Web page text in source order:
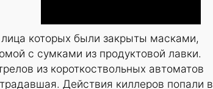
которых были закрыты масками,
с сумками из продуктовой лавки.
из короткоствольных автоматов
Действия киллеров попали в